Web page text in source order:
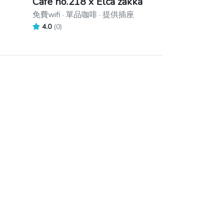
免費wifi · 單品咖啡 · 提供插座
4.0 (0)